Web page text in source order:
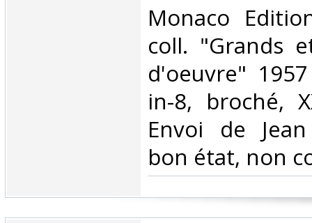
‎Monaco
coll. "Grands
d'oeuvre"
in-8, broché,
Envoi de
bon état, non